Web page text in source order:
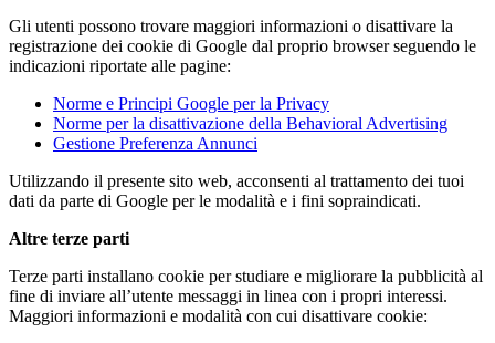
Gli utenti possono trovare maggiori informazioni o disattivare la
registrazione dei cookie di Google dal proprio browser seguendo le
indicazioni riportate alle pagine:
Norme e Principi Google per la Privacy
Norme per la disattivazione della Behavioral Advertising
Gestione Preferenza Annunci
Utilizzando il presente sito web, acconsenti al trattamento dei tuoi
dati da parte di Google per le modalità e i fini sopraindicati.
Altre terze parti
Terze parti installano cookie per studiare e migliorare la pubblicità al
fine di inviare all’utente messaggi in linea con i propri interessi.
Maggiori informazioni e modalità con cui disattivare cookie: